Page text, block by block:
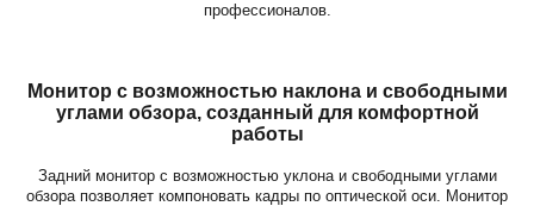
профессионалов.
Монитор с возможностью наклона и свободными
углами обзора, созданный для комфортной
работы
Задний монитор с возможностью уклона и свободными углами
обзора позволяет компоновать кадры по оптической оси. Монитор